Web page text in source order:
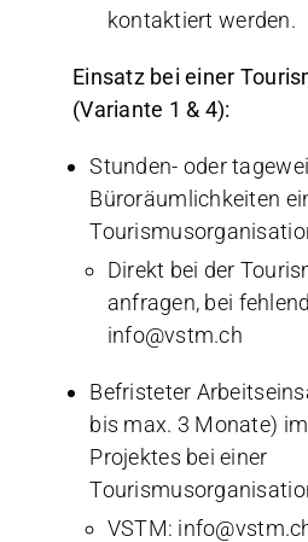
kontaktiert werden.
Einsatz bei einer
(Variante 1 & 4):
Stunden- oder
Büroräumlichkeiten
Direkt bei der
anfragen, bei
info@vstm.ch
Befristeter
bis max. 3 Monate)
Projektes bei einer
VSTM: